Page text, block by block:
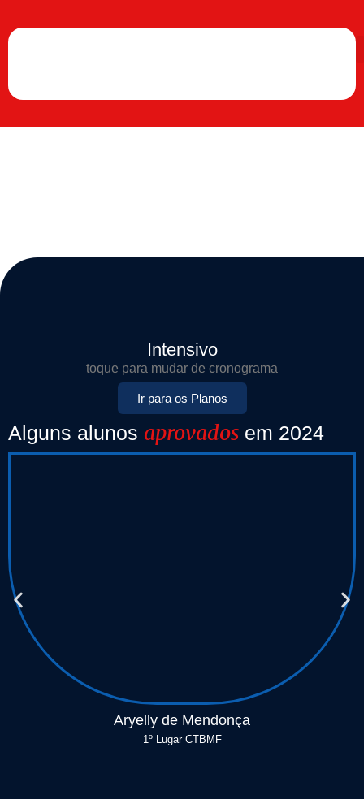
Intensivo
toque para mudar de cronograma
Ir para os Planos
Alguns alunos aprovados em 2024
Aryelly de Mendonça
1º Lugar CTBMF